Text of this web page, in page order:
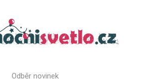
Odběr novinek